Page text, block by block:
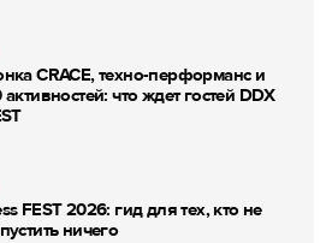
CRACE, техно-перформанс и
что ждет гостей DDX
FEST 2026: гид для тех, кто не
ничего